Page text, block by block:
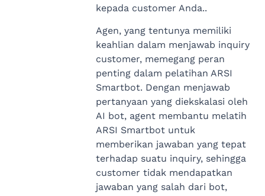
kepada customer Anda..
Agen, yang tentunya memiliki
keahlian dalam menjawab inquiry
customer, memegang peran
penting dalam pelatihan ARSI
Smartbot. Dengan menjawab
pertanyaan yang diekskalasi oleh
AI bot, agent membantu melatih
ARSI Smartbot untuk
memberikan jawaban yang tepat
terhadap suatu inquiry, sehingga
customer tidak mendapatkan
jawaban yang salah dari bot,